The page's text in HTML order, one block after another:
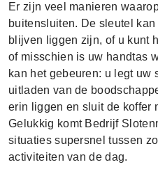
Er zijn veel manieren
buitensluiten. De sleutel
blijven liggen zijn, of u kunt
of misschien is uw handtas
kan het gebeuren: u legt uw
uitladen van de
erin liggen en sluit de koffer
Gelukkig komt Bedrijf
situaties supersnel tussen
activiteiten van de dag.